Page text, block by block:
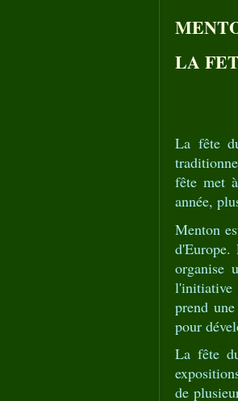
LA
La fête
fête met
année,
Menton
organise
l'initiative
prend
pour
La fête
de